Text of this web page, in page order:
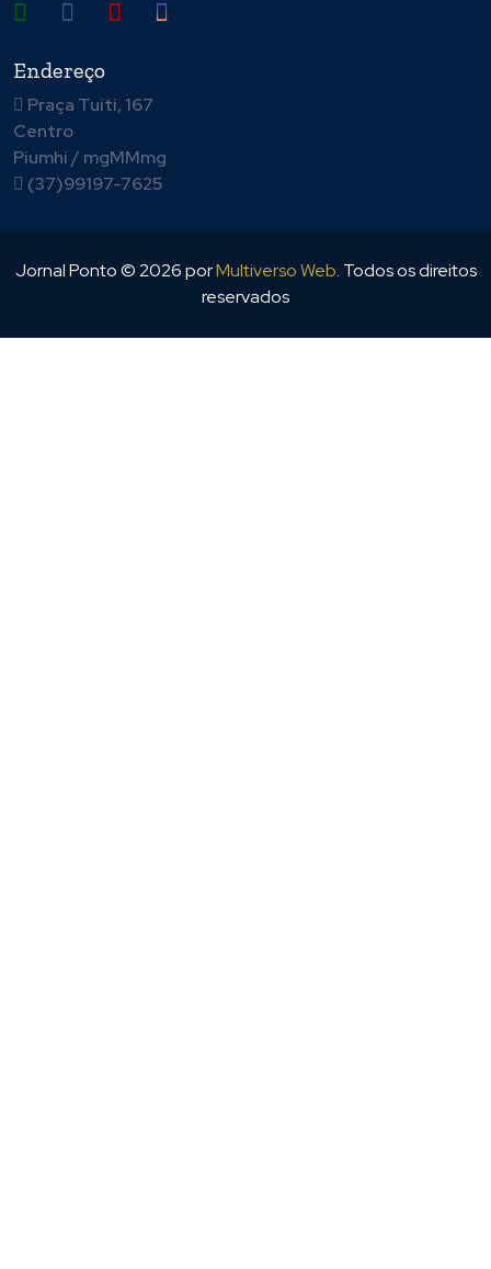
Endereço
Praça Tuiti, 167
Centro
Piumhi / mgMMmg
(37)99197-7625
Jornal Ponto ©2026porMultiverso Web. Todos os direitos
reservados